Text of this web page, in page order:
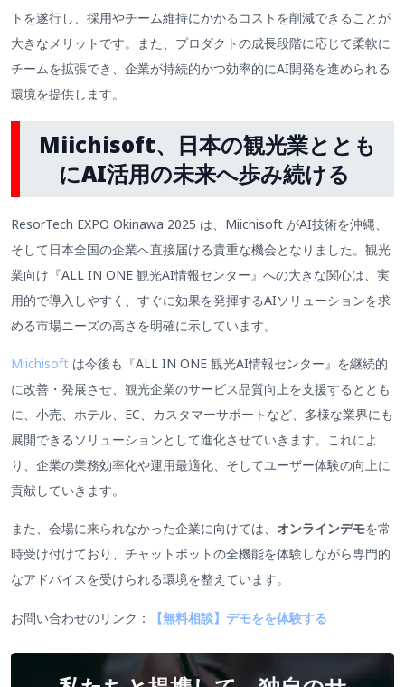
トを遂行し、採用やチーム維持にかかるコストを削減できることが
大きなメリットです。また、プロダクトの成長段階に応じて柔軟に
チームを拡張でき、企業が持続的かつ効率的にAI開発を進められる
環境を提供します。
Miichisoft、日本の観光業ととも
にAI活用の未来へ歩み続ける
ResorTech EXPO Okinawa 2025 は、Miichisoft がAI技術を沖縄、
そして日本全国の企業へ直接届ける貴重な機会となりました。観光
業向け『ALL IN ONE 観光AI情報センター』への大きな関心は、実
用的で導入しやすく、すぐに効果を発揮するAIソリューションを求
める市場ニーズの高さを明確に示しています。
Miichisoft は今後も『ALL IN ONE 観光AI情報センター』を継続的
に改善・発展させ、観光企業のサービス品質向上を支援するととも
に、小売、ホテル、EC、カスタマーサポートなど、多様な業界にも
展開できるソリューションとして進化させていきます。これによ
り、企業の業務効率化や運用最適化、そしてユーザー体験の向上に
貢献していきます。
また、会場に来られなかった企業に向けては、 オンラインデモを常
時受け付けており、チャットボットの全機能を体験しながら専門的
なアドバイスを受けられる環境を整えています。
お問い合わせのリンク： 【無料相談】デモをを体験する